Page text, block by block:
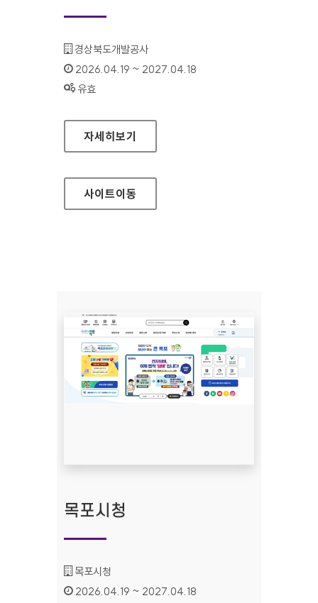
기관명 :
경상북도개발공사
인증기간 :
2026.04.19 ~ 2027.04.18
상태 :
유효
경상북도개발공사 대표
자세히보기
사이트이동
목포시청
기관명 :
목포시청
인증기간 :
2026.04.19 ~ 2027.04.18